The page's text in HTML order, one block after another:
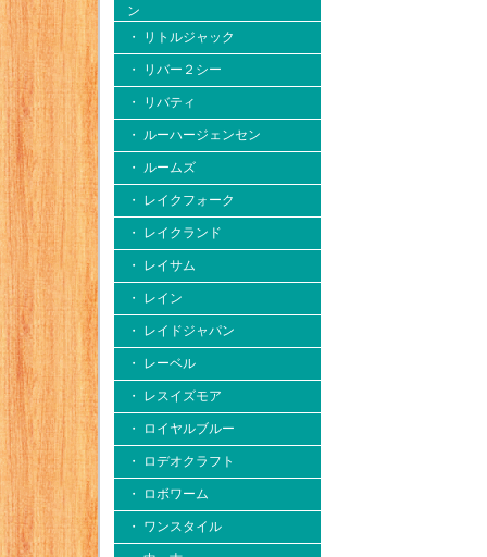
ン
・ リトルジャック
・ リバー２シー
・ リバティ
・ ルーハージェンセン
・ ルームズ
・ レイクフォーク
・ レイクランド
・ レイサム
・ レイン
・ レイドジャパン
・ レーベル
・ レスイズモア
・ ロイヤルブルー
・ ロデオクラフト
・ ロボワーム
・ ワンスタイル